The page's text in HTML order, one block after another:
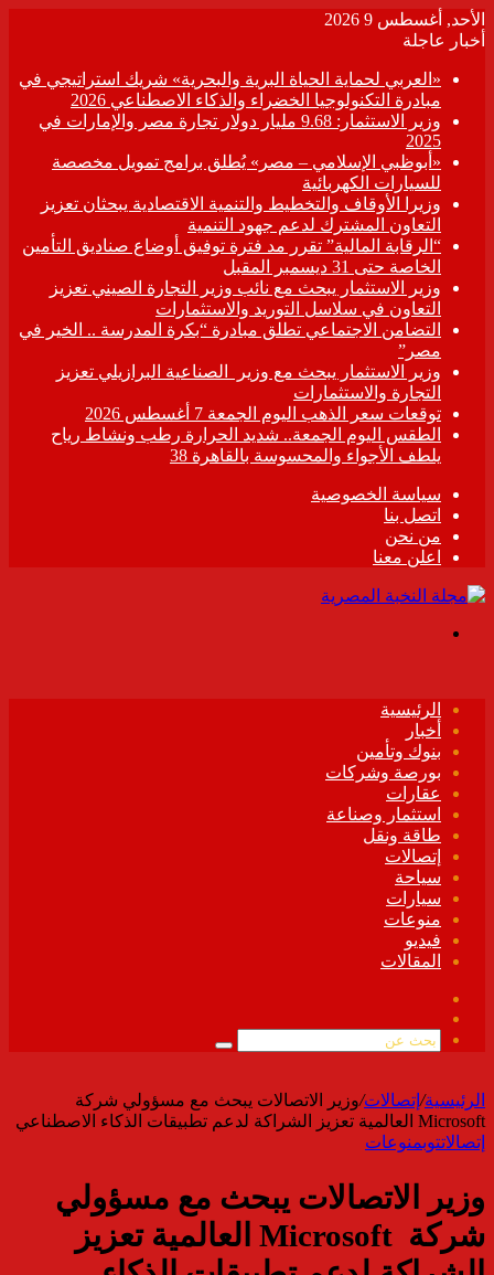
الأحد, أغسطس 9 2026
أخبار عاجلة
«العربي لحماية الحياة البرية والبحرية» شريك استراتيجي في
مبادرة التكنولوجيا الخضراء والذكاء الاصطناعي 2026
وزير الاستثمار: 9.68 مليار دولار تجارة مصر والإمارات في
2025
«أبوظبي الإسلامي – مصر» يُطلق برامج تمويل مخصصة
للسيارات الكهربائية
وزيرا الأوقاف والتخطيط والتنمية الاقتصادية يبحثان تعزيز
التعاون المشترك لدعم جهود التنمية
“الرقابة المالية” تقرر مد فترة توفيق أوضاع صناديق التأمين
الخاصة حتى 31 ديسمبر المقبل
وزير الاستثمار يبحث مع نائب وزير التجارة الصيني تعزيز
التعاون في سلاسل التوريد والاستثمارات
التضامن الاجتماعي تطلق مبادرة “بكرة المدرسة .. الخير في
مصر”
وزير الاستثمار يبحث مع وزير الصناعية البرازيلي تعزيز
التجارة والاستثمارات
توقعات سعر الذهب اليوم الجمعة 7 أغسطس 2026
الطقس اليوم الجمعة.. شديد الحرارة رطب ونشاط رياح
يلطف الأجواء والمحسوسة بالقاهرة 38
سياسة الخصوصية
اتصل بنا
من نحن
اعلن معنا
الرئيسية
أخبار
بنوك وتأمين
بورصة وشركات
عقارات
استثمار وصناعة
طاقة ونقل
إتصالات
سياحة
سيارات
منوعات
فيديو
المقالات
الموقع
بحث
الرئيسية/ إتصالات/وزير الاتصالات يبحث مع مسؤولي شركة
Microsoft العالمية تعزيز الشراكة لدعم تطبيقات الذكاء الاصطناعي
إتصالاتتوبمنوعات
وزير الاتصالات يبحث مع مسؤولي
شركة Microsoft العالمية تعزيز